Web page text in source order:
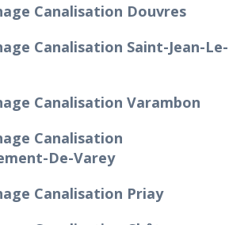
Canalisation Douvres
Canalisation Saint-Jean-Le-
Canalisation Varambon
Canalisation
De-Varey
Canalisation Priay